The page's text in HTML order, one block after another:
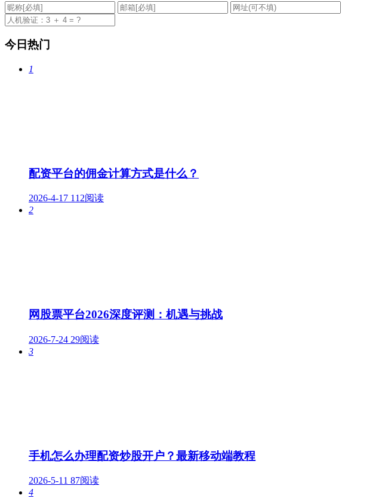
今日热门
1
配资平台的佣金计算方式是什么？
2026-4-17 112阅读
2
网股票平台2026深度评测：机遇与挑战
2026-7-24 29阅读
3
手机怎么办理配资炒股开户？最新移动端教程
2026-5-11 87阅读
4